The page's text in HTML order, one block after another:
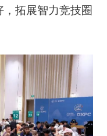
拓展智力竞技圈